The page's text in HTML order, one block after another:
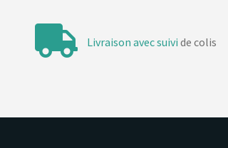
Livraison avec suivi de colis